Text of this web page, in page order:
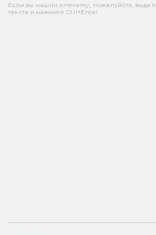
Если вы нашли опечатку, пожалуйста,
текста и нажмите Ctrl+Enter.